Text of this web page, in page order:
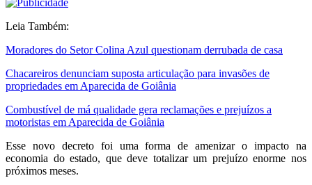
Leia Também:
Moradores do Setor Colina Azul questionam derrubada de casa
Chacareiros denunciam suposta articulação para invasões de
propriedades em Aparecida de Goiânia
Combustível de má qualidade gera reclamações e prejuízos a
motoristas em Aparecida de Goiânia
Esse novo decreto foi uma forma de amenizar o impacto na
economia do estado, que deve totalizar um prejuízo enorme nos
próximos meses.